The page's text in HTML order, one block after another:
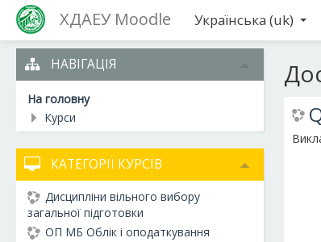
ХДАЕУ Moodle Українська ‎(uk)‎
НАВІГАЦІЯ
На головну
Курси
КАТЕГОРІЇ КУРСІВ
Дисципліни вільного вибору
загальної підготовки
ОП МБ Облік і оподаткування